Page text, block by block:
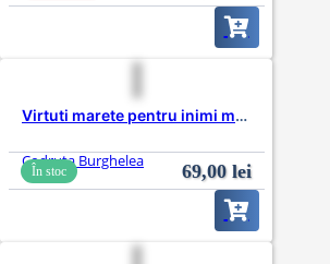
Virtuti marete pentru inimi micute
Codruta Burghelea
În stoc 69,00 lei